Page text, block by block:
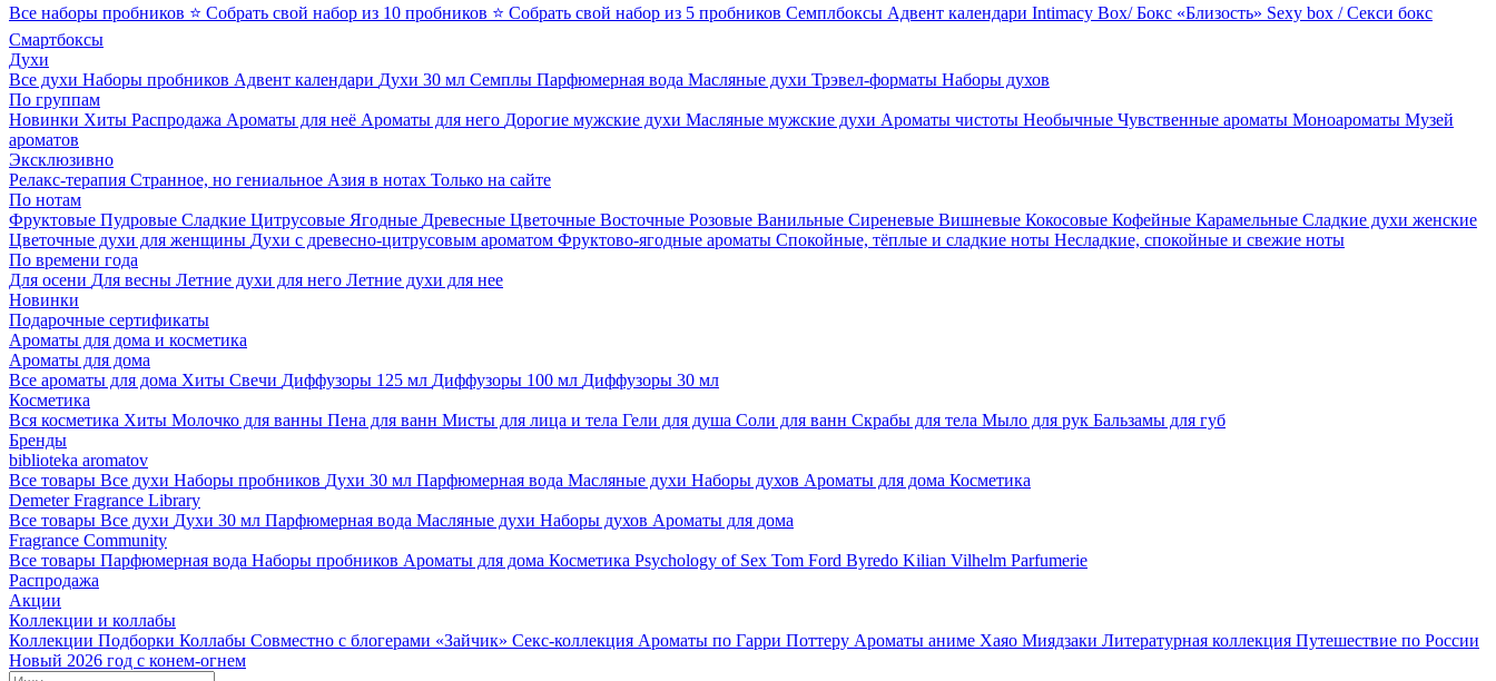
Все наборы пробников ⭐ Собрать свой набор из 10 пробников ⭐ Собрать свой набор из 5 пробников Семплбоксы Адвент календари Intimacy Box/ Бокс «Близость» Sexy box / Секси бокс
Смартбоксы
Духи
Все духи Наборы пробников Адвент календари Духи 30 мл Семплы Парфюмерная вода Масляные духи Трэвел-форматы Наборы духов
По группам
Новинки Хиты Распродажа Ароматы для неё Ароматы для него Дорогие мужские духи Масляные мужские духи Ароматы чистоты Необычные Чувственные ароматы Моноароматы Музей
ароматов
Эксклюзивно
Релакс-терапия Странное, но гениальное Азия в нотах Только на сайте
По нотам
Фруктовые Пудровые Сладкие Цитрусовые Ягодные Древесные Цветочные Восточные Розовые Ванильные Сиреневые Вишневые Кокосовые Кофейные Карамельные Сладкие духи женские
Цветочные духи для женщины Духи с древесно-цитрусовым ароматом Фруктово-ягодные ароматы Спокойные, тёплые и сладкие ноты Несладкие, спокойные и свежие ноты
По времени года
Для осени Для весны Летние духи для него Летние духи для нее
Новинки
Подарочные сертификаты
Ароматы для дома и косметика
Ароматы для дома
Все ароматы для дома Хиты Свечи Диффузоры 125 мл Диффузоры 100 мл Диффузоры 30 мл
Косметика
Вся косметика Хиты Молочко для ванны Пена для ванн Мисты для лица и тела Гели для душа Соли для ванн Скрабы для тела Мыло для рук Бальзамы для губ
Бренды
biblioteka aromatov
Все товары Все духи Наборы пробников Духи 30 мл Парфюмерная вода Масляные духи Наборы духов Ароматы для дома Косметика
Demeter Fragrance Library
Все товары Все духи Духи 30 мл Парфюмерная вода Масляные духи Наборы духов Ароматы для дома
Fragrance Community
Все товары Парфюмерная вода Наборы пробников Ароматы для дома Косметика Psychology of Sex Tom Ford Byredo Kilian Vilhelm Parfumerie
Распродажа
Акции
Коллекции и коллабы
Коллекции Подборки Коллабы Совместно с блогерами «Зайчик» Секс-коллекция Ароматы по Гарри Поттеру Ароматы аниме Хаяо Миядзаки Литературная коллекция Путешествие по России
Новый 2026 год с конем-огнем